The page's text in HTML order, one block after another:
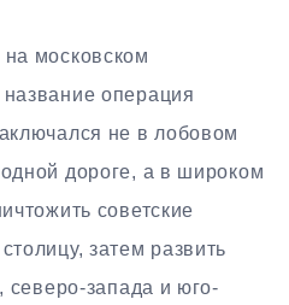
московском
операция
не в лобовом
дороге, а в широком
советские
затем развить
северо-запада и юго-